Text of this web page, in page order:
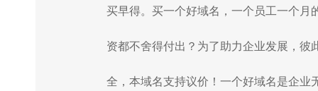
买早得。买一个好域名，一个员工一个月
资都不舍得付出？为了助力企业发展，彼
全，本域名支持议价！一个好域名是企业